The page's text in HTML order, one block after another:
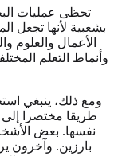
تحظى عمليات
بشعبية لأنها
الأعمال والعلوم
وأنماط التعلم
ومع ذلك، ينبغي
طريقا مختصرا إلى
نفسها. بعض
بارزين. وآخرون